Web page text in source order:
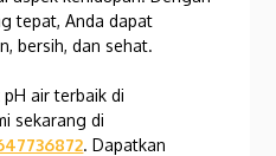
tepat, Anda dapat
bersih, dan sehat.
air terbaik di
sekarang di
. Dapatkan